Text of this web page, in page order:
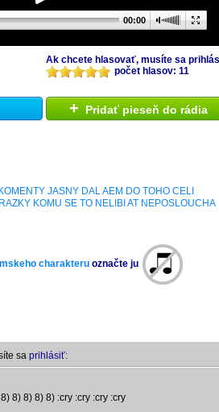
00:00
Ak chcete hlasovať, musíte sa
počet hlasov: 11
+ Pridať pieseň do rádia
JASNY DAL AEM DO TOHO CELI
KOMU SE TO NELIBI AT NEPOSLOUCHA
charakteru označte ju
sa prihlásiť:
8) 8) 8) 8) :cry :cry :cry :cry